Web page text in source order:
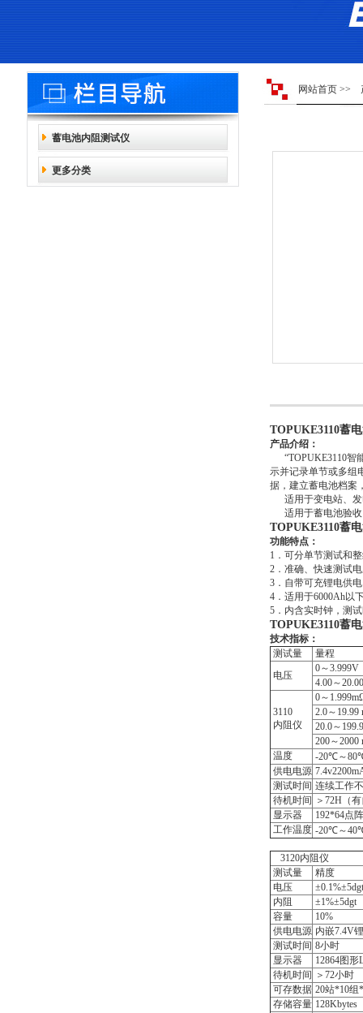
蓄电池内阻测试仪
更多分类
网站首页 >>
TOPUKE3110蓄
产品介绍：
“TOPUKE3110智
示并记录单节或多组
据，建立蓄电池档案
适用于变电站、发
适用于蓄电池验收
TOPUKE3110蓄
功能特点：
1．可分单节测试和
2．准确、快速测试
3．自带可充锂电供
4．适用于6000Ah以
5．内含实时钟，测
TOPUKE3110蓄
技术
测试量
量程
电压
0～3.999V
4.00～
3110
内阻仪
0～
2.0～19.99
20.0～
200～2000
温度
-20℃～
供电电源
测试时间 连续工作
待机时间
＞72H（
显示器
192*64点
工作温度 -20℃～
3120内阻仪
测试量
精度
电压
±0.1%±5dgt
内阻
±1%±5dgt
容量
10%
供电电源 内嵌7.4V
测试时间 8小时
显示器
12864图形
待机时间
＞72小时
可存数据 20站*10组
存储容量 128Kbytes